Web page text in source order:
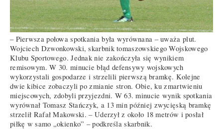
– Pierwsza połowa spotkania była wyrównana – uważa plut.
Wojciech Dzwonkowski, skarbnik tomaszowskiego Wojskowego
Klubu Sportowego. Jednak nie zakończyła się wynikiem
remisowym. W 30. minucie błąd defensywy wojskowych
wykorzystali gospodarze i strzelili pierwszą bramkę. Kolejne
dwie kibice zobaczyli po zmianie stron. Obie, ku zmartwieniu
miejscowych, zdobyli przyjezdni. W 63. minucie wynik spotkania
wyrównał Tomasz Stańczyk, a 13 min później zwycięską bramkę
strzelił Rafał Makowski. – Uderzył z około 18 metrów i posłał
piłkę w samo „okienko” – podkreśla skarbnik.